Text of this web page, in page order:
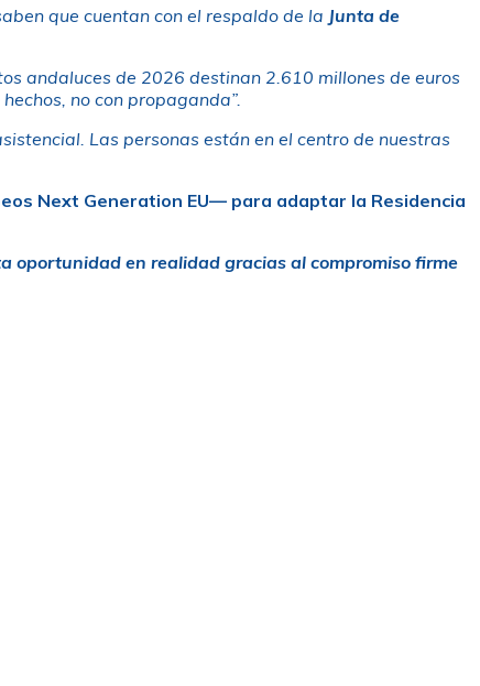
que cuentan con el respaldo de la Junta de
andaluces de 2026 destinan 2.610 millones de euros
no con propaganda”.
Las personas están en el centro de nuestras
Next Generation EU— para adaptar la Residencia
oportunidad en realidad gracias al compromiso firme